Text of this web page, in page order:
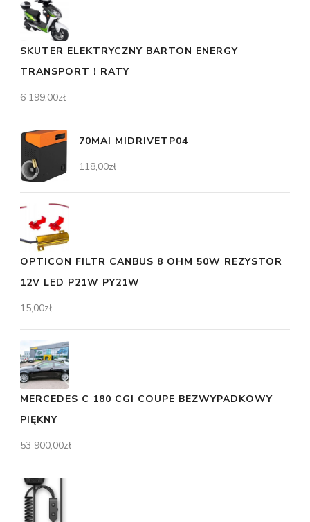
SKUTER ELEKTRYCZNY BARTON ENERGY
TRANSPORT ! RATY
6 199,00zł
70MAI MIDRIVETP04
118,00zł
OPTICON FILTR CANBUS 8 OHM 50W REZYSTOR
12V LED P21W PY21W
15,00zł
MERCEDES C 180 CGI COUPE BEZWYPADKOWY
PIĘKNY
53 900,00zł